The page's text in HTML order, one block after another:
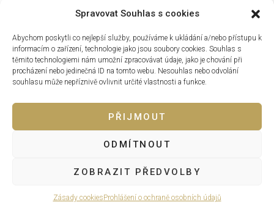
Spravovat Souhlas s cookies
Abychom poskytli co nejlepší služby, používáme k ukládání a/nebo přístupu k
informacím o zařízení, technologie jako jsou soubory cookies. Souhlas s
těmito technologiemi nám umožní zpracovávat údaje, jako je chování při
procházení nebo jedinečná ID na tomto webu. Nesouhlas nebo odvolání
souhlasu může nepříznivě ovlivnit určité vlastnosti a funkce.
PŘIJMOUT
ODMÍTNOUT
ZOBRAZIT PŘEDVOLBY
Zásady cookiesProhlášení o ochraně osobních údajů
© Všechna práva vyhrazena KORZO LIPNO s.r.o. 2026